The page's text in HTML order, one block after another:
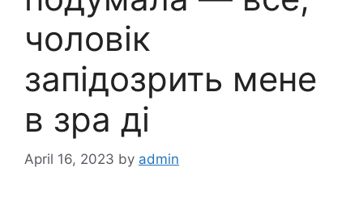
чоловік
запідозрить мене
в зра ді
April 16, 2023 by admin